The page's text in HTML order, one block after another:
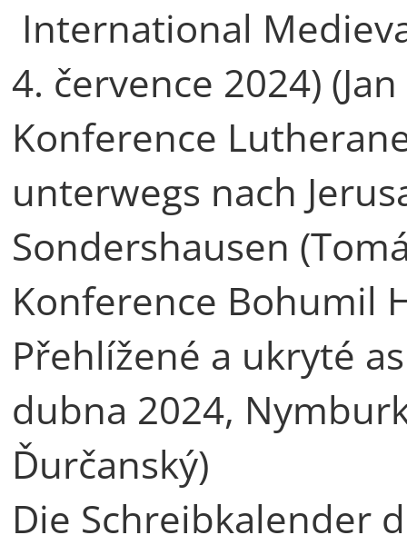
International
4. července 2024)
Konference
unterwegs nach
Sondershausen
Konference Bohumil
Přehlížené a ukryté
dubna 2024,
Ďurčanský)
Die Schreibkalender